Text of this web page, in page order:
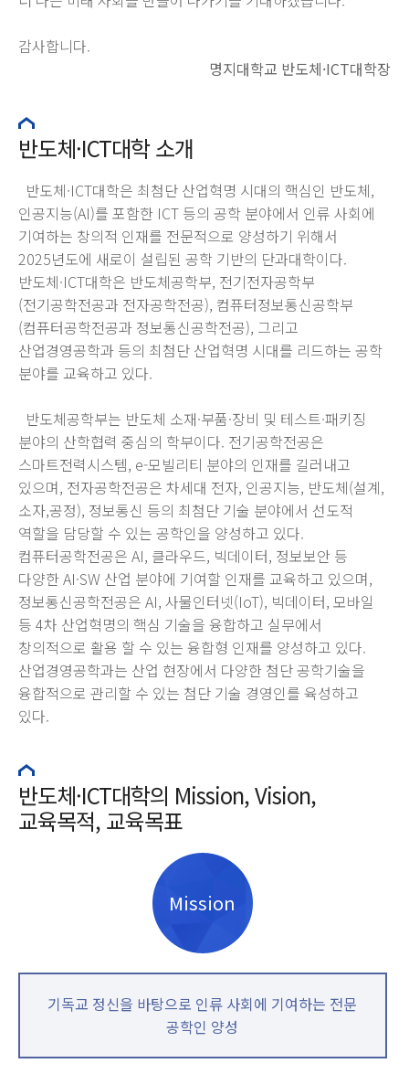
감사합니다.
명지대학교 반도체·ICT대학장
반도체·ICT대학 소개
반도체·ICT대학은 최첨단 산업혁명 시대의 핵심인 반도체,
인공지능(AI)를 포함한 ICT 등의 공학 분야에서 인류 사회에
기여하는 창의적 인재를 전문적으로 양성하기 위해서
2025년도에 새로이 설립된 공학 기반의 단과대학이다.
반도체·ICT대학은 반도체공학부, 전기전자공학부
(전기공학전공과 전자공학전공), 컴퓨터정보통신공학부
(컴퓨터공학전공과 정보통신공학전공), 그리고
산업경영공학과 등의 최첨단 산업혁명 시대를 리드하는 공학
분야를 교육하고 있다.
반도체공학부는 반도체 소재·부품·장비 및 테스트·패키징
분야의 산학협력 중심의 학부이다. 전기공학전공은
스마트전력시스템, e-모빌리티 분야의 인재를 길러내고
있으며, 전자공학전공은 차세대 전자, 인공지능, 반도체(설계,
소자,공정), 정보통신 등의 최첨단 기술 분야에서 선도적
역할을 담당할 수 있는 공학인을 양성하고 있다.
컴퓨터공학전공은 AI, 클라우드, 빅데이터, 정보보안 등
다양한 AI·SW 산업 분야에 기여할 인재를 교육하고 있으며,
정보통신공학전공은 AI, 사물인터넷(IoT), 빅데이터, 모바일
등 4차 산업혁명의 핵심 기술을 융합하고 실무에서
창의적으로 활용 할 수 있는 융합형 인재를 양성하고 있다.
산업경영공학과는 산업 현장에서 다양한 첨단 공학기술을
융합적으로 관리할 수 있는 첨단 기술 경영인를 육성하고
있다.
반도체·ICT대학의 Mission, Vision,
교육목적, 교육목표
Mission
기독교 정신을 바탕으로 인류 사회에 기여하는 전문
공학인 양성